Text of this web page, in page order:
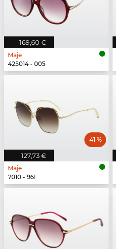
169,60 €
Maje
425014 - 005
127,73 €
41 %
Maje
7010 - 961